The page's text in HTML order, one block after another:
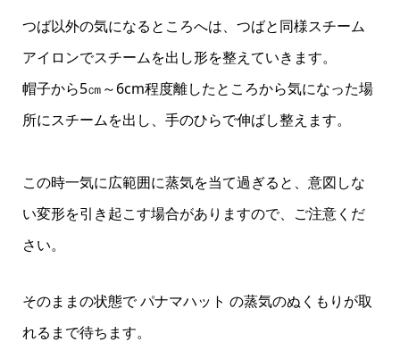
つば以外の気になるところへは、つばと同様スチーム
アイロンでスチームを出し形を整えていきます。
帽子から5㎝～6cm程度離したところから気になった場
所にスチームを出し、手のひらで伸ばし整えます。
この時一気に広範囲に蒸気を当て過ぎると、意図しな
い変形を引き起こす場合がありますので、ご注意くだ
さい。
そのままの状態で パナマハット の蒸気のぬくもりが取
れるまで待ちます。